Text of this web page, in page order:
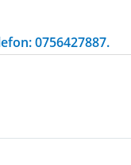
0756427887.